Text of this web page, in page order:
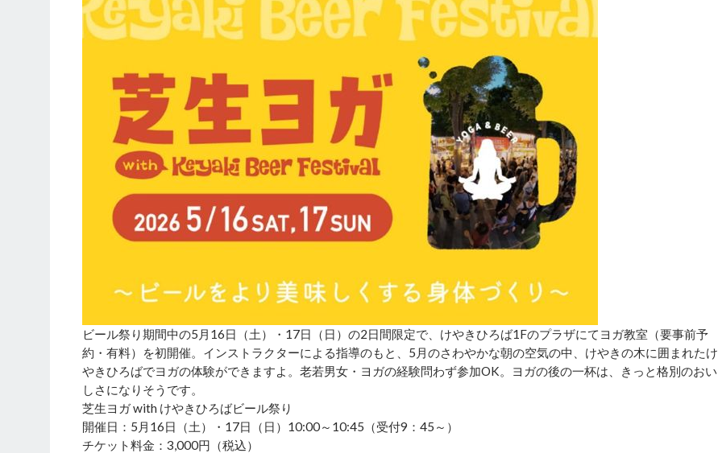
ビール祭り期間中の5月16日（土）・17日（日）の2日間限定で、けやきひろば1Fのプラザにてヨガ教室（要事前予
約・有料）を初開催。インストラクターによる指導のもと、5月のさわやかな朝の空気の中、けやきの木に囲まれたけ
やきひろばでヨガの体験ができますよ。老若男女・ヨガの経験問わず参加OK。ヨガの後の一杯は、きっと格別のおい
しさになりそうです。
芝生ヨガ with けやきひろばビール祭り
開催日：5月16日（土）・17日（日）10:00～10:45（受付9：45～）
チケット料金：3,000円（税込）